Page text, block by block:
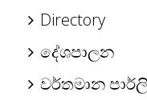
Directory
දේශපාලන
වර්තමාන